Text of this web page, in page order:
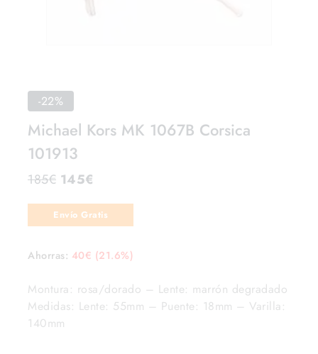
-22%
Michael Kors MK 1067B Corsica
101913
185€ 145€
Envío Gratis
Ahorras: 40€ (21.6%)
Montura: rosa/dorado – Lente: marrón degradado
Medidas: Lente: 55mm – Puente: 18mm – Varilla:
140mm